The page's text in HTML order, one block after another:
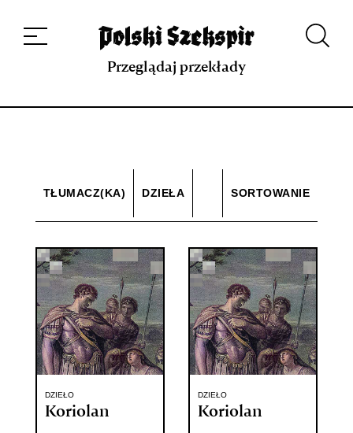
projekcie
Kontakt Indeks strony Aplikacja
Repozytorium XIX w.
Przeglądaj przekłady
TŁUMACZ(KA) DZIEŁA SORTOWANIE
DZIEŁO
Koriolan
DZIEŁO
Koriolan